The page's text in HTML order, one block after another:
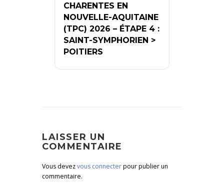
CHARENTES EN
NOUVELLE-AQUITAINE
(TPC) 2026 – ÉTAPE 4 :
SAINT-SYMPHORIEN >
POITIERS
LAISSER UN
COMMENTAIRE
Vous devezvous connecterpour publier un
commentaire.